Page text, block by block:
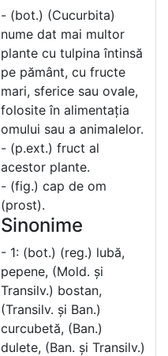
- (bot.) (Cucurbita)
nume dat mai multor
plante cu tulpina întinsă
pe pământ, cu fructe
mari, sferice sau ovale,
folosite în alimentația
omului sau a animalelor.
- (p.ext.) fruct al
acestor plante.
- (fig.) cap de om
(prost).
Sinonime
- 1: (bot.) (reg.) lubă,
pepene, (Mold. și
Transilv.) bostan,
(Transilv. și Ban.)
curcubetă, (Ban.)
dulete, (Ban. și Transilv.)